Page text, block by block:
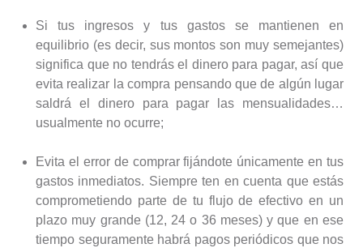
Si tus ingresos y tus gastos se mantienen en
equilibrio (es decir, sus montos son muy semejantes)
significa que no tendrás el dinero para pagar, así que
evita realizar la compra pensando que de algún lugar
saldrá el dinero para pagar las mensualidades…
usualmente no ocurre;
Evita el error de comprar fijándote únicamente en tus
gastos inmediatos. Siempre ten en cuenta que estás
comprometiendo parte de tu flujo de efectivo en un
plazo muy grande (12, 24 o 36 meses) y que en ese
tiempo seguramente habrá pagos periódicos que nos